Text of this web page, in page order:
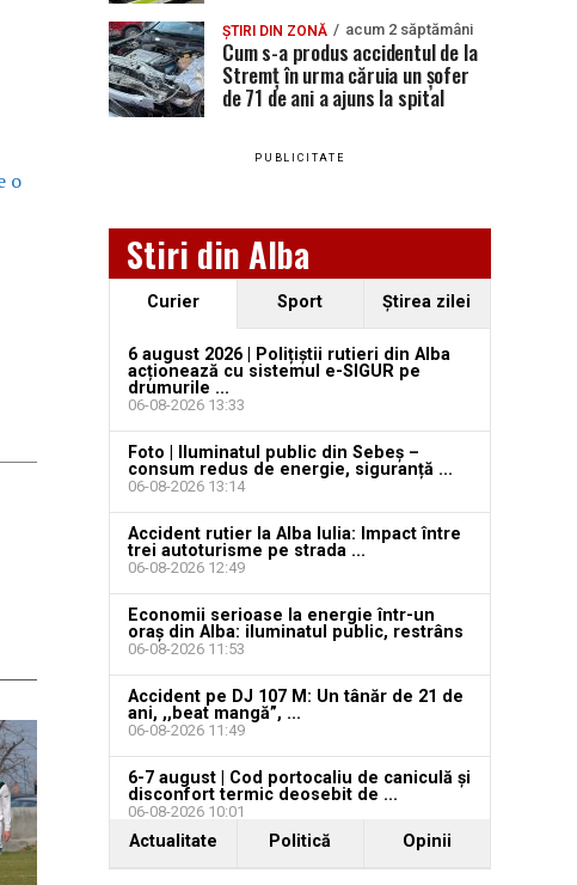
o
ȘTIRI DIN ZONĂ acum 2 săptămâni
Cum s-a produs accidentul de la
Stremț în urma căruia un șofer
de 71 de ani a ajuns la spital
PUBLICITATE
Stiri din Alba
Curier Sport Ştirea zilei
6 august 2026 | Polițiștii rutieri din Alba
acționează cu sistemul e-SIGUR pe
drumurile ...
06-08-2026 13:33
Foto | Iluminatul public din Sebeș –
consum redus de energie, siguranță ...
06-08-2026 13:14
Accident rutier la Alba Iulia: Impact între
trei autoturisme pe strada ...
06-08-2026 12:49
Economii serioase la energie într-un
oraș din Alba: iluminatul public, restrâns
06-08-2026 11:53
Accident pe DJ 107 M: Un tânăr de 21 de
ani, ,,beat mangă”, ...
06-08-2026 11:49
6-7 august | Cod portocaliu de caniculă și
disconfort termic deosebit de ...
06-08-2026 10:01
Actualitate Politică Opinii